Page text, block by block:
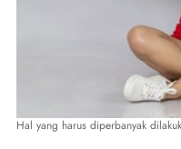
Hal yang harus diperbanyak